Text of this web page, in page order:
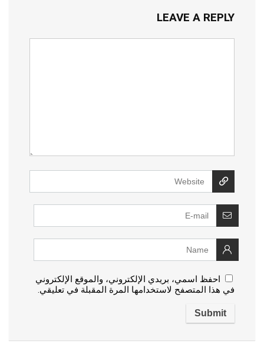
LEAVE A REPLY
احفظ اسمي، بريدي الإلكتروني، والموقع الإلكتروني
في هذا المتصفح لاستخدامها المرة المقبلة في تعليقي.